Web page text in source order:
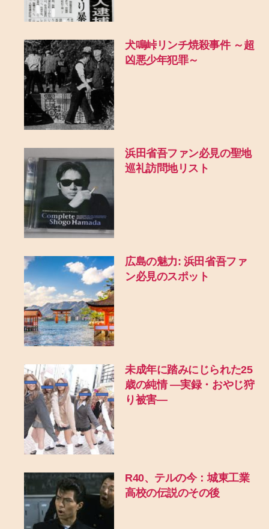
犬鳴峠リンチ焼殺事件 ～超
凶悪少年犯罪～
浜田省吾ファン必見の聖地
巡礼訪問地リスト
広島の魅力: 浜田省吾ファ
ン必見のスポット
未成年に踏みにじられた25
歳の純情 ―実録・おやじ狩
り被害―
R40、テルの今：城東工業
高校の伝説のその後